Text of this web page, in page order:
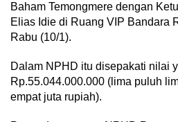
Baham Temongmere dengan
Elias Idie di Ruang VIP Bandara
Rabu (10/1).
Dalam NPHD itu disepakati nilai
Rp.55.044.000.000 (lima puluh
empat juta rupiah).